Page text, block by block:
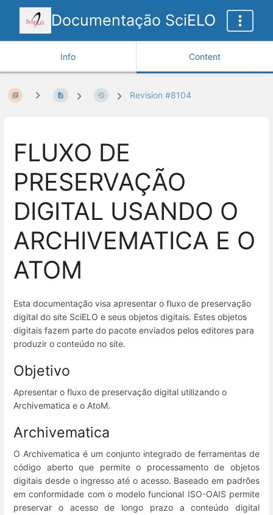
Documentação SciELO
Info Content
Revision #8104
FLUXO DE
PRESERVAÇÃO
DIGITAL USANDO O
ARCHIVEMATICA E O
ATOM
Esta documentação visa apresentar o fluxo de preservação
digital do site SciELO e seus objetos digitais. Estes objetos
digitais fazem parte do pacote enviados pelos editores para
produzir o conteúdo no site.
Objetivo
Apresentar o fluxo de preservação digital utilizando o
Archivematica e o AtoM.
Archivematica
O Archivematica é um conjunto integrado de ferramentas de
código aberto que permite o processamento de objetos
digitais desde o ingresso até o acesso. Baseado em padrões
em conformidade com o modelo funcional ISO-OAIS permite
preservar o acesso de longo prazo a conteúdo digital